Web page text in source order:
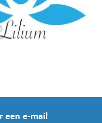
een e-mail